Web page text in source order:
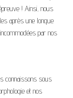
! Ainsi, nous
après une longue
par nos
connaissons sous
et nos